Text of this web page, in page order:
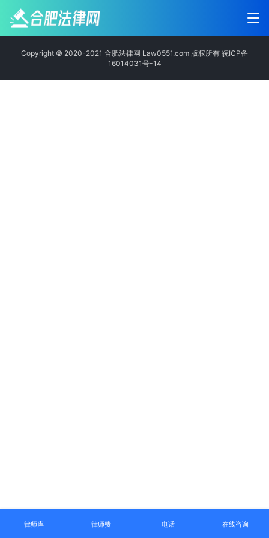
Copyright © 2020-2021 合肥法律网 Law0551.com 版权所有 皖ICP备
16014031号-14
律师库 律师费 电话 在线咨询